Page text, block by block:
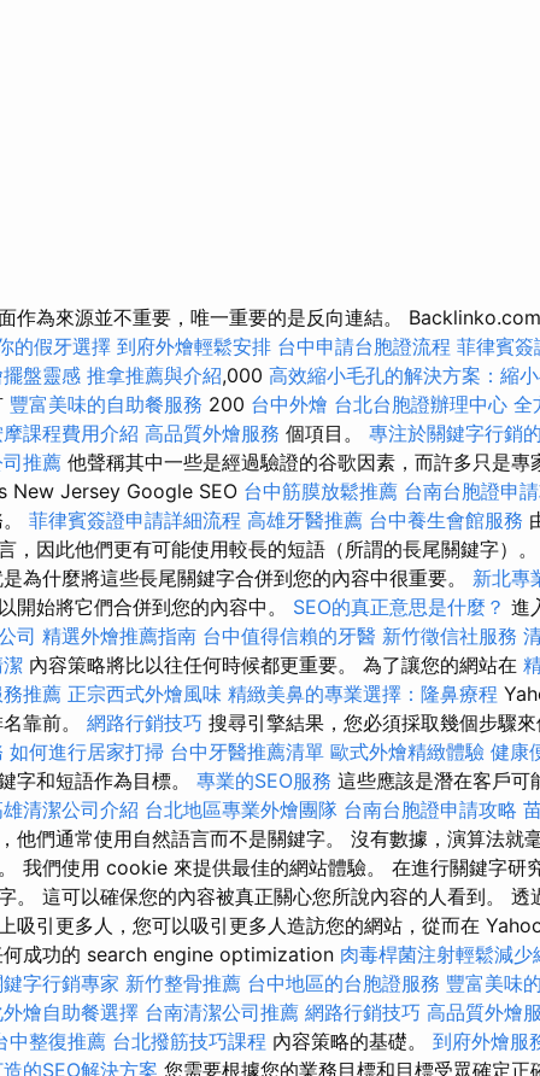
作為來源並不重要，唯一重要的是反向連結。
的假牙選擇 到府外燴輕鬆安排 台中申請台胞證流程 菲律賓簽
盤靈感 推拿推薦與介紹,000 高效縮小毛孔的解決方案：縮
豐富美味的自助餐服務 200 台中外燴 台北台胞證辦理中心 全
課程費用介紹 高品質外燴服務 個項目。 專注於關鍵字行銷
推薦 他聲稱其中一些是經過驗證的谷歌因素，而許多只是專
New Jersey Google SEO 台中筋膜放鬆推薦 台南台胞證申
菲律賓簽證申請詳細流程 高雄牙醫推薦 台中養生會館服務
，因此他們更有可能使用較長的短語（所謂的長尾關鍵字）
為什麼將這些長尾關鍵字合併到您的內容中很重要。 新北專
開始將它們合併到您的內容中。 SEO的真正意思是什麼？ 進
司 精選外燴推薦指南 台中值得信賴的牙醫 新竹徵信社服務
內容策略將比以往任何時候都更重要。 為了讓您的網站在
推薦 正宗西式外燴風味 精緻美鼻的專業選擇：隆鼻療程
靠前。 網路行銷技巧 搜尋引擎結果，您必須採取幾個步驟
如何進行居家打掃 台中牙醫推薦清單 歐式外燴精緻體驗 健康
字和短語作為目標。 專業的SEO服務 這些應該是潛在客戶可
清潔公司介紹 台北地區專業外燴團隊 台南台胞證申請攻略
他們通常使用自然語言而不是關鍵字。 沒有數據，演算法就
我們使用 cookie 來提供最佳的網站體驗。 在進行關鍵字研
。 這可以確保您的內容被真正關心您所說內容的人看到。 透
吸引更多人，您可以吸引更多人造訪您的網站，從而在
何成功的 search engine optimization 肉毒桿菌注射輕鬆減
字行銷專家 新竹整骨推薦 台中地區的台胞證服務 豐富美味
燴自助餐選擇 台南清潔公司推薦 網路行銷技巧 高品質外燴
中整復推薦 台北撥筋技巧課程 內容策略的基礎。 到府外燴服
的SEO解決方案 您需要根據您的業務目標和目標受眾確定正